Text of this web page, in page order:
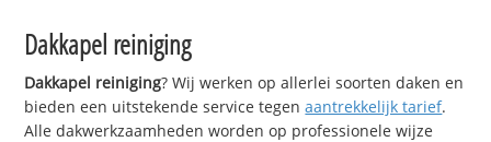
Dakkapel reiniging
Dakkapel reiniging? Wij werken op allerlei soorten daken en
bieden een uitstekende service tegenaantrekkelijk tarief.
Alle dakwerkzaamheden worden op professionele wijze